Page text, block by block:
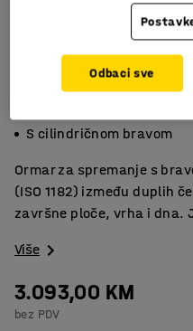
Ojačana vrata
S cilindričnom bravom
Ormar za spremanje s
(ISO 1182) između duplih
završne ploče, vrha i dna.
Više
3.093,00 KM
bez PDV
Odbaci sve